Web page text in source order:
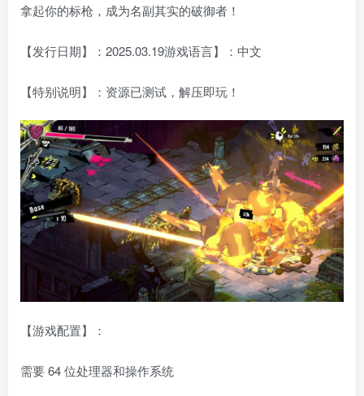
拿起你的标枪，成为名副其实的破御者！
【发行日期】：2025.03.19游戏语言】：中文
【特别说明】：资源已测试，解压即玩！
【游戏配置】：
需要 64 位处理器和操作系统